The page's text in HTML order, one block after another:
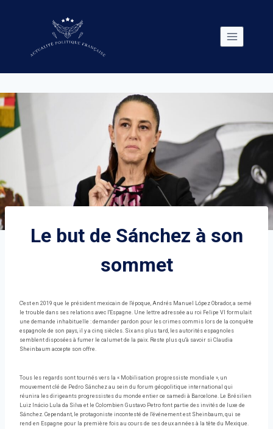
Le but de Sánchez à son
sommet
C'est en 2019 que le président mexicain de l'époque, Andrés Manuel López Obrador, a semé
le trouble dans ses relations avec l'Espagne. Une lettre adressée au roi Felipe VI formulait
une demande inhabituelle : demander pardon pour les crimes commis lors de la conquête
espagnole de son pays, il y a cinq siècles. Six ans plus tard, les autorités espagnoles
semblent disposées à fumer le calumet de la paix. Reste plus qu'à savoir si Claudia
Sheinbaum accepte son offre.
Tous les regards sont tournés vers la « Mobilisation progressiste mondiale », un
mouvement clé de Pedro Sánchez au sein du forum géopolitique international qui
réunira les dirigeants progressistes du monde entier ce samedi à Barcelone. Le Brésilien
Luiz Inácio Lula da Silva et le Colombien Gustavo Petro font partie des invités de luxe de
Sánchez. Cependant, le protagoniste incontesté de l'événement est Sheinbaum, qui se
rend en Espagne pour la première fois au cours de ses deux années à la tête du Mexique.